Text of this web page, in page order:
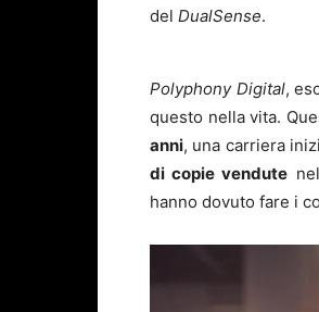
del DualSense.
Polyphony Digital,
questo nella vita.
anni, una carriera
di copie vendute
hanno dovuto fare i